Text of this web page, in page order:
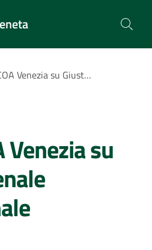
Evento COA Venezia su Giustizia Penale Internazionale
Venezia su